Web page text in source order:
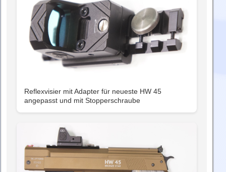
Reflexvisier mit Adapter für neueste HW 45
angepasst und mit Stopperschraube